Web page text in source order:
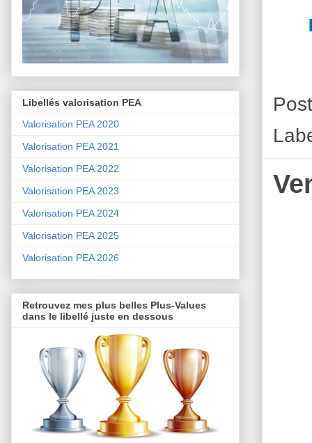
Libellés valorisation PEA
Valorisation PEA 2020
Valorisation PEA 2021
Valorisation PEA 2022
Valorisation PEA 2023
Valorisation PEA 2024
Valorisation PEA 2025
Valorisation PEA 2026
Retrouvez mes plus belles Plus-Values
dans le libellé juste en dessous